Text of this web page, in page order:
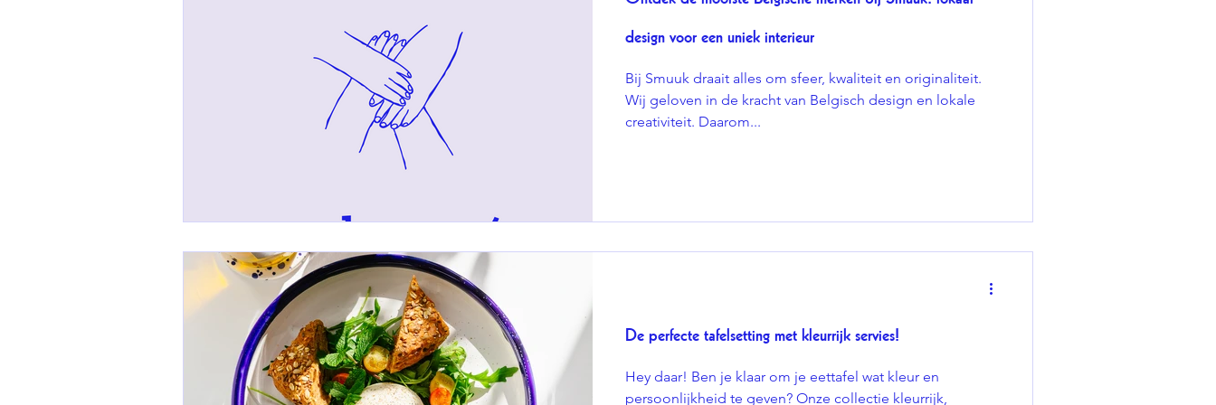
design voor een uniek interieur
Bij Smuuk draait alles om sfeer, kwaliteit en originaliteit.
Wij geloven in de kracht van Belgisch design en lokale
creativiteit. Daarom...
De perfecte tafelsetting met kleurrijk servies!
Hey daar! Ben je klaar om je eettafel wat kleur en
persoonlijkheid te geven? Onze collectie kleurrijk,